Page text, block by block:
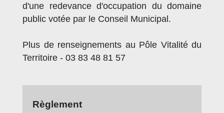
d'une redevance d'occupation du domaine
public votée par le Conseil Municipal.
Plus de renseignements au Pôle Vitalité du
Territoire - 03 83 48 81 57
Règlement